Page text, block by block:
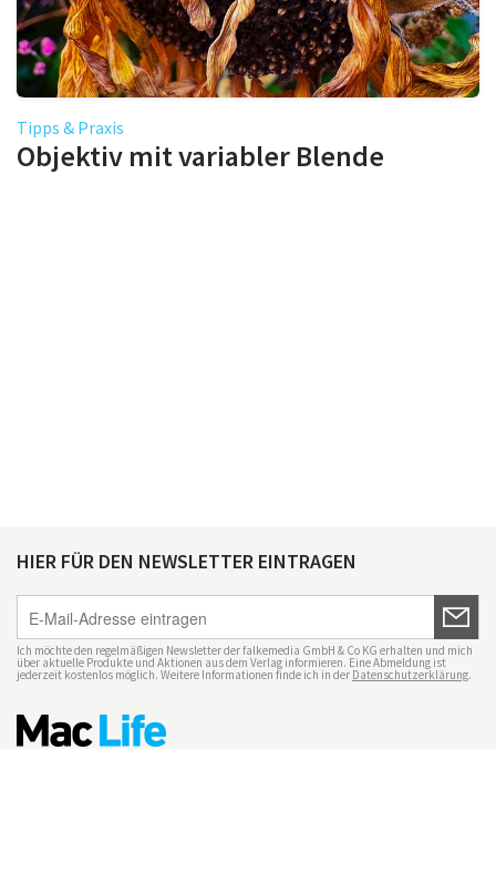
Tipps & Praxis
Objektiv mit variabler Blende
HIER FÜR DEN NEWSLETTER EINTRAGEN
Ich möchte den regelmäßigen Newsletter der falkemedia GmbH & Co KG erhalten und mich
über aktuelle Produkte und Aktionen aus dem Verlag informieren. Eine Abmeldung ist
jederzeit kostenlos möglich. Weitere Informationen finde ich in der Datenschutzerklärung.